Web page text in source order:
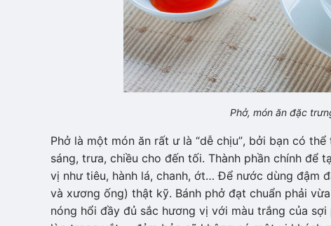
Phở, món ăn đặc
Phở là một món ăn rất ư là “dễ chịu”, bởi bạn có
sáng, trưa, chiều cho đến tối. Thành phần chính để
vị như tiêu, hành lá, chanh, ớt… Để nước dùng đậm
và xương ống) thật kỹ. Bánh phở đạt chuẩn phải
nóng hổi đầy đủ sắc hương vị với màu trắng của